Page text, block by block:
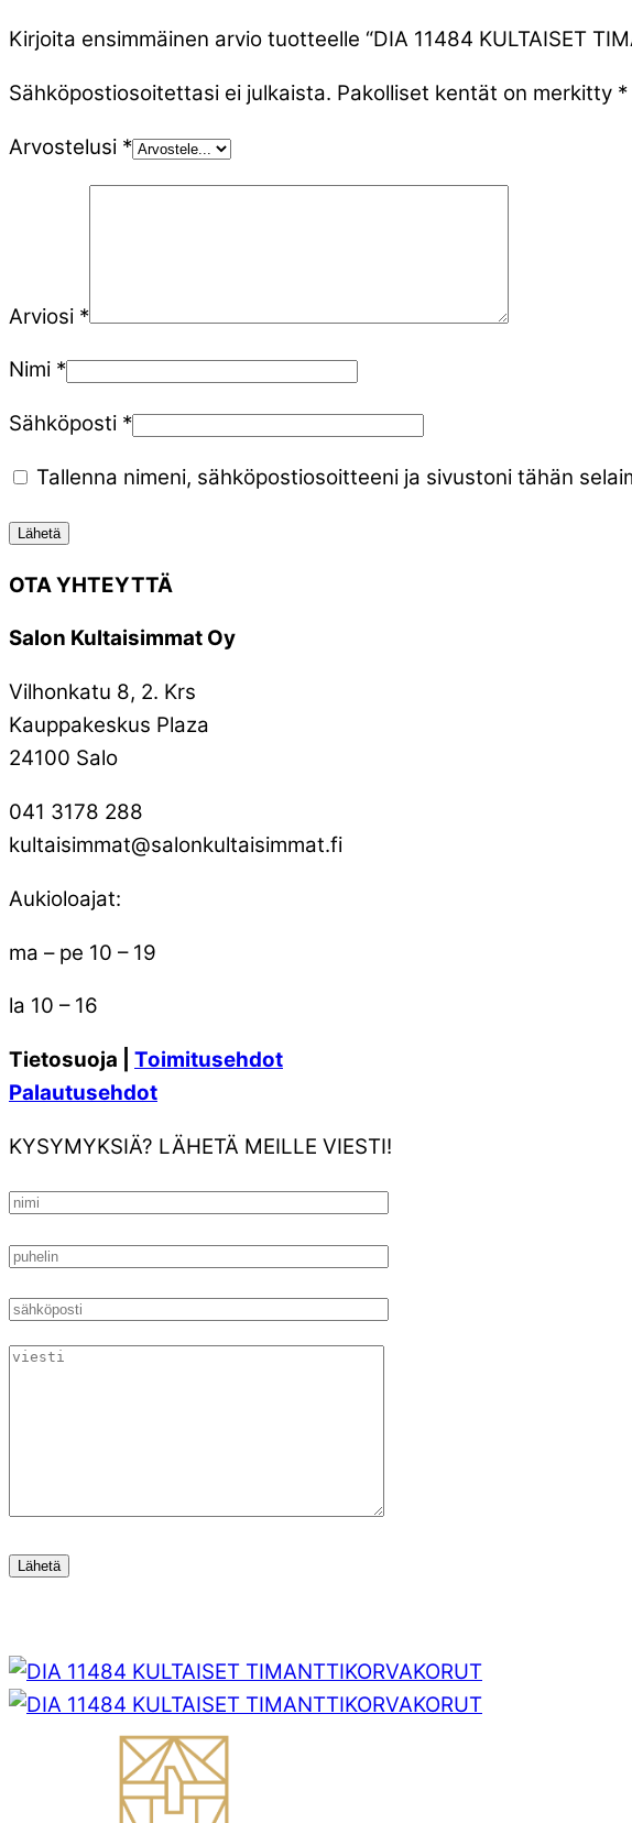
Kirjoita ensimmäinen arvio tuotteelle “DIA 11484 KULTAISET
Sähköpostiosoitettasi ei julkaista. Pakolliset kentät on merkitty *
Arvostelusi *
Arviosi *
Nimi *
Sähköposti *
Tallenna nimeni, sähköpostiosoitteeni ja sivustoni tähän
OTA YHTEYTTÄ
Salon Kultaisimmat Oy
Vilhonkatu 8, 2. Krs
Kauppakeskus Plaza
24100 Salo
041 3178 288
kultaisimmat@salonkultaisimmat.fi
Aukioloajat:
ma – pe 10 – 19
la 10 – 16
Tietosuoja | Toimitusehdot
Palautusehdot
KYSYMYKSIÄ? LÄHETÄ MEILLE VIESTI!